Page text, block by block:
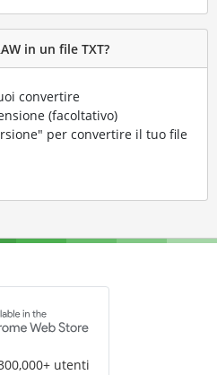
in un file TXT?
convertire
(facoltativo)
per convertire il tuo file
utenti